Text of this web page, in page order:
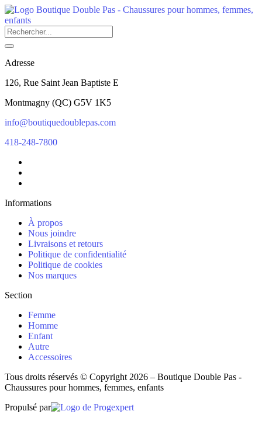
Adresse
126, Rue Saint Jean Baptiste E
Montmagny (QC) G5V 1K5
info@boutiquedoublepas.com
418-248-7800
Informations
À propos
Nous joindre
Livraisons et retours
Politique de confidentialité
Politique de cookies
Nos marques
Section
Femme
Homme
Enfant
Autre
Accessoires
Tous droits réservés © Copyright 2026 – Boutique Double Pas -
Chaussures pour hommes, femmes, enfants
Propulsé par